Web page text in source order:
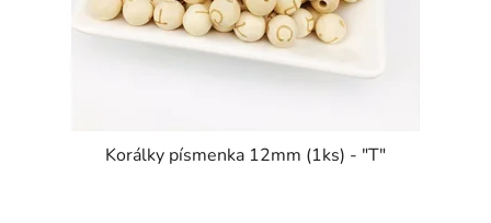
Korálky písmenka 12mm (1ks) - "T"